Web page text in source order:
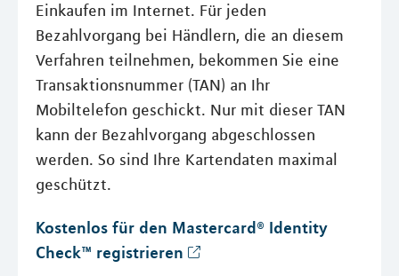
Einkaufen im Internet. Für jeden
Bezahlvorgang bei Händlern, die an diesem
Verfahren teilnehmen, bekommen Sie eine
Transaktionsnummer (TAN) an Ihr
Mobiltelefon geschickt. Nur mit dieser TAN
kann der Bezahlvorgang abgeschlossen
werden. So sind Ihre Kartendaten maximal
geschützt.
Kostenlos für den Mastercard® Identity
Check™ registrieren